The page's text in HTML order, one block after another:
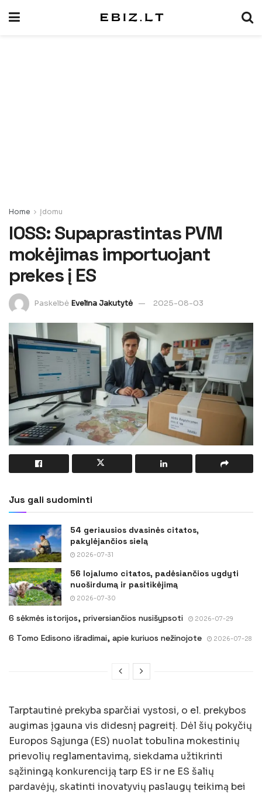
Home Įdomu
IOSS: Supaprastintas PVM
mokėjimas importuojant
prekes į ES
Paskelbė Evelina Jakutytė 2025-08-03
Jus gali sudominti
54 geriausios dvasinės citatos,
pakylėjančios sielą
2026-07-31
56 lojalumo citatos, padėsiančios ugdyti
nuoširdumą ir pasitikėjimą
2026-07-30
6 sėkmės istorijos, priversiančios nusišypsoti 2026-07-29
6 Tomo Edisono išradimai, apie kuriuos nežinojote 2026-07-28
Tarptautinė prekyba sparčiai vystosi, o el. prekybos
augimas įgauna vis didesnį pagreitį. Dėl šių pokyčių
Europos Sąjunga (ES) nuolat tobulina mokestinių
prievolių reglamentavimą, siekdama užtikrinti
sąžiningą konkurenciją tarp ES ir ne ES šalių
pardavėjų, skatinti inovatyvių paslaugų teikimą bei